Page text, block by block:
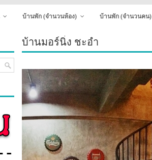
บ้านพัก (จำนวนห้อง) บ้านพัก (จำนวนคน)
บ้านมอร์นิ่ง ชะอำ